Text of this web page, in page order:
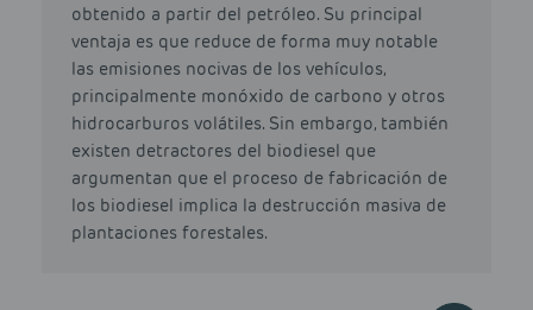
obtenido a partir del petróleo. Su principal
ventaja es que reduce de forma muy notable
las emisiones nocivas de los vehículos,
principalmente monóxido de carbono y otros
hidrocarburos volátiles. Sin embargo, también
existen detractores del biodiesel que
argumentan que el proceso de fabricación de
los biodiesel implica la destrucción masiva de
plantaciones forestales.